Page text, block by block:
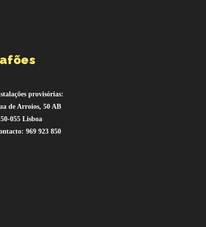
provisórias:
de Arroios, 50 AB
055 Lisboa
969 923 850